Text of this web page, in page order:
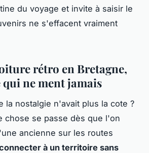
du voyage et invite à saisir le
ne s'effacent vraiment
rétro en Bretagne,
ne ment jamais
la nostalgie n'avait plus la cote ?
chose se passe dès que l'on
ancienne sur les routes
à un territoire sans